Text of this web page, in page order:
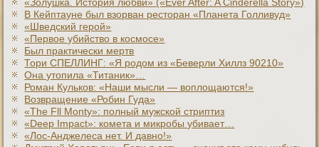
«Золушка. История любви» («Ever After: A Cinderеlla Story»)
В Кейптауне был взорван ресторан «Планета Голливуд»
«Шведский герой»
«Первое убийство в космосе»
Был практически мертв
Тори СПЕЛЛИНГ: «Я родом из «Беверли Хиллз 90210»
Она утопила «Титаник»…
Роман Кульков: «Наши мысли — воплощаются!»
Возвращение «Робин Гуда»
«The Fll Monty»: полный мужской стриптиз
«Deep Impact»: комета и микробы убивает…
«Лос-Анджелеса нет. И давно!»